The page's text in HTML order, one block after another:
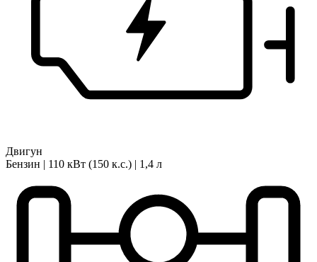
Двигун
Бензин | 110 кВт (150 к.с.) | 1,4 л